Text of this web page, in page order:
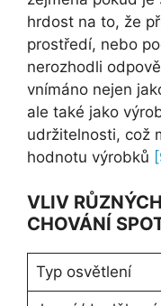
hrdost na to, že
prostředí, nebo
nerozhodli
vnímáno nejen
ale také jako
udržitelnosti, což
hodnotu výrobků
VLIV
CHOVÁNÍ
Typ osvětlení